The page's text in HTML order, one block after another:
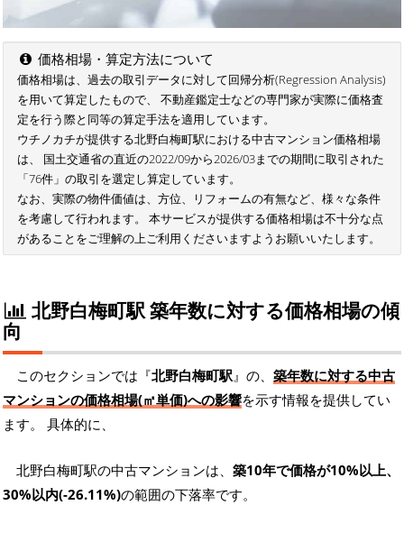
価格相場・算定方法について
価格相場は、過去の取引データに対して回帰分析(Regression Analysis)
を用いて算定したもので、 不動産鑑定士などの専門家が実際に価格査
定を行う際と同等の算定手法を適用しています。
ウチノカチが提供する北野白梅町駅における中古マンション価格相場
は、 国土交通省の直近の2022/09から2026/03までの期間に取引された
「76件」の取引を選定し算定しています。
なお、実際の物件価値は、方位、リフォームの有無など、様々な条件
を考慮して行われます。 本サービスが提供する価格相場は不十分な点
があることをご理解の上ご利用くださいますようお願いいたします。
北野白梅町駅 築年数に対する価格相場の傾
向
このセクションでは『北野白梅町駅』の、 築年数に対する中古
マンションの価格相場(㎡単価)への影響を示す情報を提供してい
ます。 具体的に、
北野白梅町駅の中古マンションは、 築10年で価格が10%以上、
30%以内(-26.11%)の範囲の下落率です。